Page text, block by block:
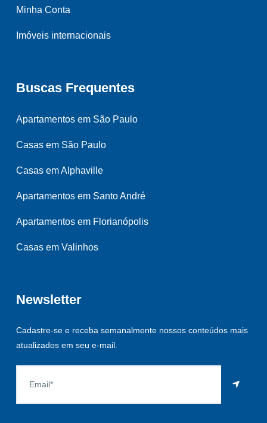
Minha Conta
Imóveis internacionais
Buscas Frequentes
Apartamentos em São Paulo
Casas em São Paulo
Casas em Alphaville
Apartamentos em Santo André
Apartamentos em Florianópolis
Casas em Valinhos
Newsletter
Cadastre-se e receba semanalmente nossos conteúdos mais
atualizados em seu e-mail.